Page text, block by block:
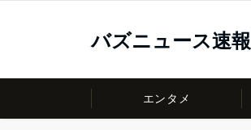
バズニュース速報
エンタメ